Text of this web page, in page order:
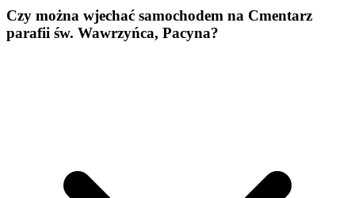
Czy można wjechać samochodem na Cmentarz
parafii św. Wawrzyńca, Pacyna?